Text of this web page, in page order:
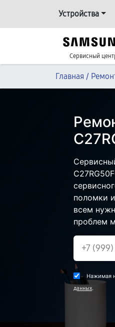
Устройства
Сервисный
Главная /
поломки
всем
проблем
Нажимая
данных.